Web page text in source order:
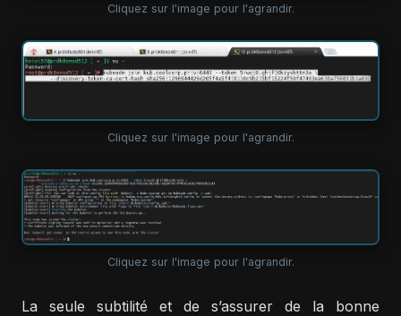
Cliquez sur l'image pour l'agrandir.
Cliquez sur l'image pour l'agrandir.
Cliquez sur l'image pour l'agrandir.
La seule subtilité et de s’assurer de la bonne